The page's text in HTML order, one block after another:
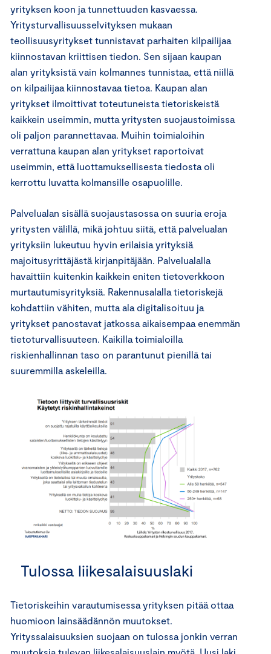
yrityksen koon ja tunnettuuden kasvaessa.
Yritysturvallisuusselvityksen mukaan
teollisuusyritykset tunnistavat parhaiten kilpailijaa
kiinnostavan kriittisen tiedon. Sen sijaan kaupan
alan yrityksistä vain kolmannes tunnistaa, että niillä
on kilpailijaa kiinnostavaa tietoa. Kaupan alan
yritykset ilmoittivat toteutuneista tietoriskeistä
kaikkein useimmin, mutta yritysten suojaustoimissa
oli paljon parannettavaa. Muihin toimialoihin
verrattuna kaupan alan yritykset raportoivat
useimmin, että luottamuksellisesta tiedosta oli
kerrottu luvatta kolmansille osapuolille.
Palvelualan sisällä suojaustasossa on suuria eroja
yritysten välillä, mikä johtuu siitä, että palvelualan
yrityksiin lukeutuu hyvin erilaisia yrityksiä
majoitusyrittäjästä kirjanpitäjään. Palvelualalla
havaittiin kuitenkin kaikkein eniten tietoverkkoon
murtautumisyrityksiä. Rakennusalalla tietoriskejä
kohdattiin vähiten, mutta ala digitalisoituu ja
yritykset panostavat jatkossa aikaisempaa enemmän
tietoturvallisuuteen. Kaikilla toimialoilla
riskienhallinnan taso on parantunut pienillä tai
suuremmilla askeleilla.
Tulossa liikesalaisuuslaki
Tietoriskeihin varautumisessa yrityksen pitää ottaa
huomioon lainsäädännön muutokset.
Yrityssalaisuuksien suojaan on tulossa jonkin verran